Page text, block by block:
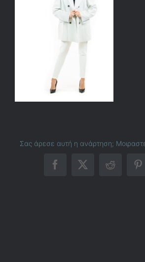
Σας άρεσε αυτή η ανάρτηση;
Facebook
X Reddit